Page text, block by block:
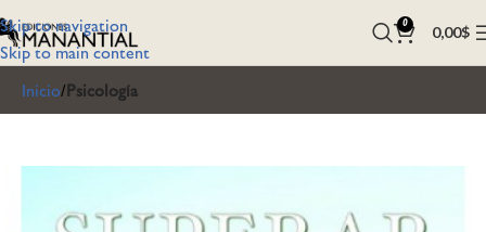
Skip to navigation
Skip to main content
0 0,00$
Inicio Psicología